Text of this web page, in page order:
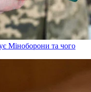
Міноборони та чого